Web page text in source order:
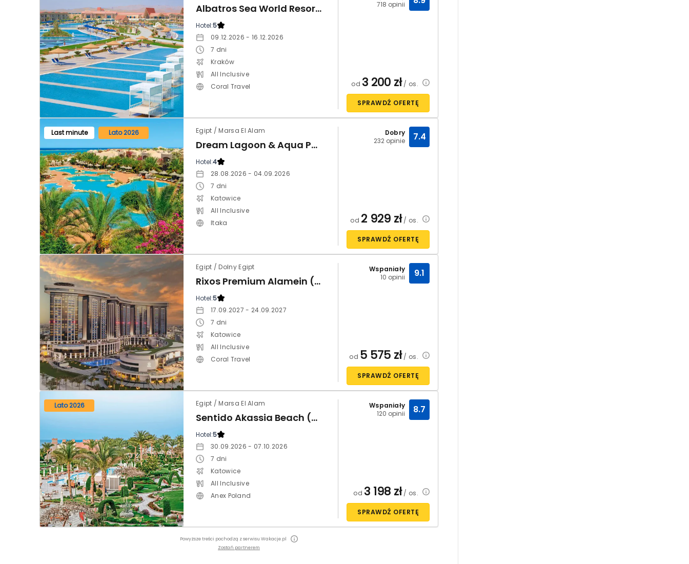
Albatros Sea World Resort Marsa Alam
Hotel:5
09.12.2026 - 16.12.2026
7 dni
Kraków
All Inclusive
Coral Travel
718 opinii
od 3 200 zł/ os.
SPRAWDŹ OFERTĘ
Last minute Lato 2026 Egipt / Marsa El Alam
Dream Lagoon & Aqua Park Resort (ex. Floriana Dream Lagoon)
Hotel:4
28.08.2026 - 04.09.2026
7 dni
Katowice
All Inclusive
Itaka
Dobry
232 opinie
7.4
od 2 929 zł/ os.
SPRAWDŹ OFERTĘ
Egipt / Dolny Egipt
Rixos Premium Alamein (ex. Regal Heights)
Hotel:5
17.09.2027 - 24.09.2027
7 dni
Katowice
All Inclusive
Coral Travel
Wspaniały
10 opinii
9.1
od 5 575 zł/ os.
SPRAWDŹ OFERTĘ
Lato 2026 Egipt / Marsa El Alam
Sentido Akassia Beach (ex. LTI Akassia Beach)
Hotel:5
30.09.2026 - 07.10.2026
7 dni
Katowice
All Inclusive
Anex Poland
Wspaniały
120 opinii
8.7
od 3 198 zł/ os.
SPRAWDŹ OFERTĘ
Powyższe treści pochodzą z serwisu Wakacje.pl
Zostań partnerem